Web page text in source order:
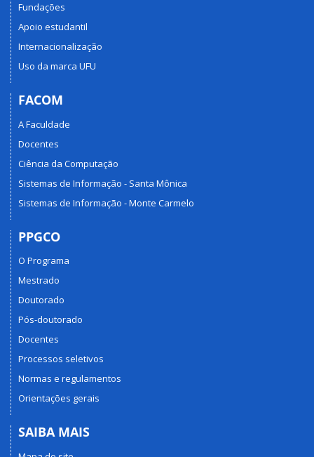
Fundações
Apoio estudantil
Internacionalização
Uso da marca UFU
FACOM
A Faculdade
Docentes
Ciência da Computação
Sistemas de Informação - Santa Mônica
Sistemas de Informação - Monte Carmelo
PPGCO
O Programa
Mestrado
Doutorado
Pós-doutorado
Docentes
Processos seletivos
Normas e regulamentos
Orientações gerais
SAIBA MAIS